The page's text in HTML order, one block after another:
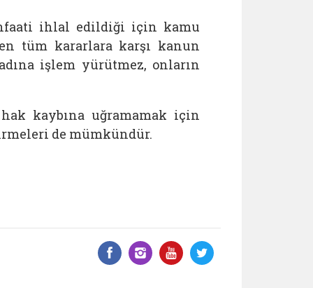
ihlal edildiği için kamu
tüm kararlara karşı kanun
işlem yürütmez, onların
kaybına uğramamak için
de mümkündür.
Facebook üzerinde paylaş
Instagram'da paylaş
YouTube
Twitter